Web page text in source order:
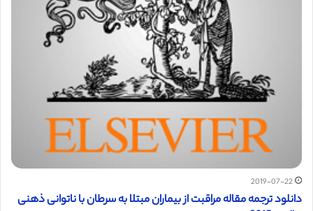
2019-07-22
دانلود ترجمه مقاله مراقبت از بیماران مبتلا به سرطان با ناتوانی ذهنی